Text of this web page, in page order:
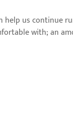
help us continue
with; an